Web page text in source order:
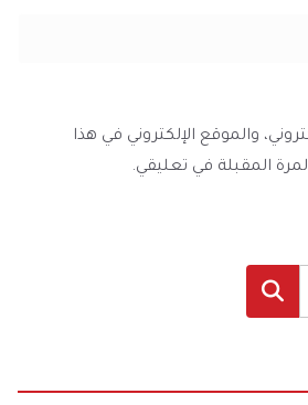
والموقع الإلكتروني في هذا
المقبلة في تعليقي.
البحث